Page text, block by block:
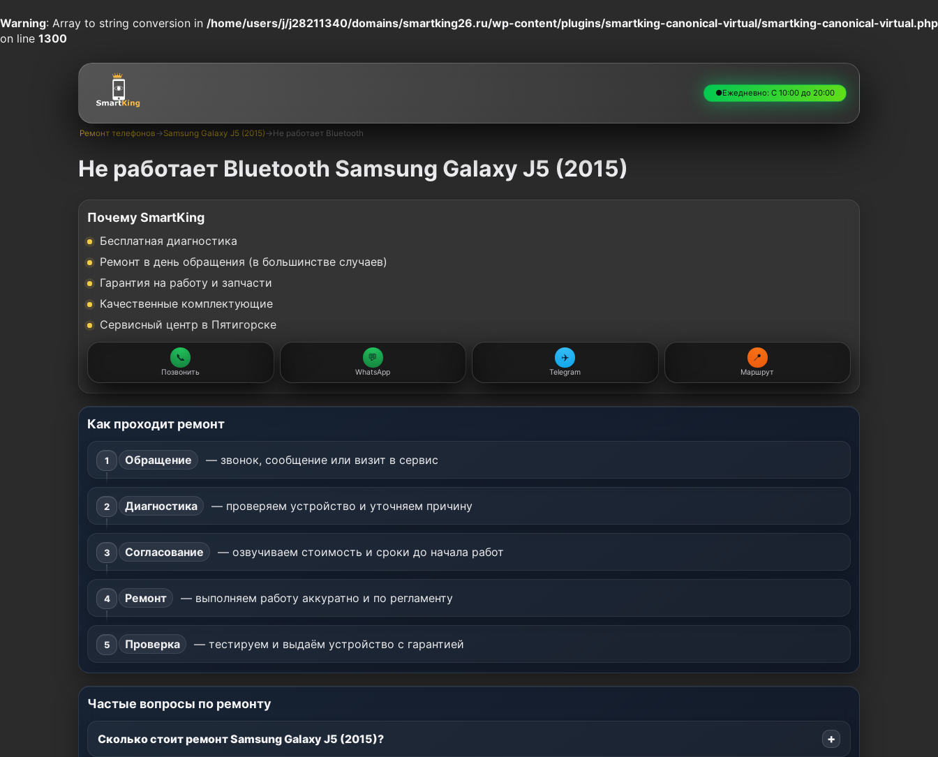
Warning: Array to string conversion in /home/users/j/j28211340/domains/smartking26.ru/wp-content/plugins/smartking-canonical-virtual/smartking-canonical-virtual.php
on line 1300
●Ежедневно: С 10:00 до 20:00
Ремонт телефонов→Samsung Galaxy J5 (2015)→Не работает Bluetooth
Не работает Bluetooth Samsung Galaxy J5 (2015)
Почему SmartKing
Бесплатная диагностика
Ремонт в день обращения (в большинстве случаев)
Гарантия на работу и запчасти
Качественные комплектующие
Сервисный центр в Пятигорске
📞
Позвонить
💬
WhatsApp
✈️
Telegram
📍
Маршрут
Как проходит ремонт
Обращение — звонок, сообщение или визит в сервис
Диагностика — проверяем устройство и уточняем причину
Согласование — озвучиваем стоимость и сроки до начала работ
Ремонт — выполняем работу аккуратно и по регламенту
Проверка — тестируем и выдаём устройство с гарантией
Частые вопросы по ремонту
Сколько стоит ремонт Samsung Galaxy J5 (2015)?